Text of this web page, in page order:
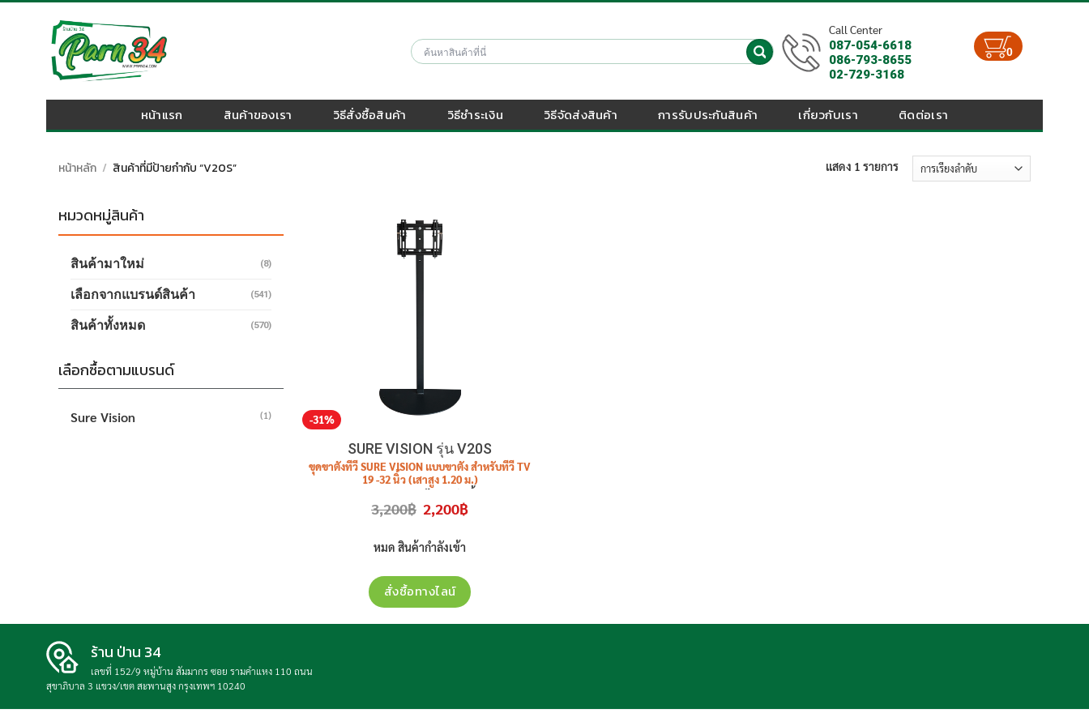
Call Center
087-054-6618
086-793-8655
02-729-3168
0
หน้าแรก สินค้าของเรา วิธีสั่งซื้อสินค้า วิธีชำระเงิน วิธีจัดส่งสินค้า การรับประกันสินค้า เกี่ยวกับเรา ติดต่อเรา
หน้าหลัก / สินค้าที่มีป้ายกำกับ “V20S” แสดง 1 รายการ
หมวดหมู่สินค้า
สินค้ามาใหม่ (8)
เลือกจากแบรนด์สินค้า (541)
สินค้าทั้งหมด (570)
เลือกซื้อตามแบรนด์
Sure Vision (1) -31%
SURE VISION รุ่น V20S
ขุดขาตั้งทีวี SURE VISION แบบขาตั้ง สำหรับทีวี TV
19 -32 นิ้ว (เสาสูง 1.20 ม.)
3,200฿ Original
price
3,200฿.
2,200฿Current
price
หมด สินค้ากำลังเข้า
สั่งซื้อทางไลน์
ร้าน ป่าน 34
เลขที่ 152/9 หมู่บ้าน สัมมากร ซอย รามคำแหง 110 ถนน
สุขาภิบาล 3 แขวง/เขต สะพานสูง กรุงเทพฯ 10240